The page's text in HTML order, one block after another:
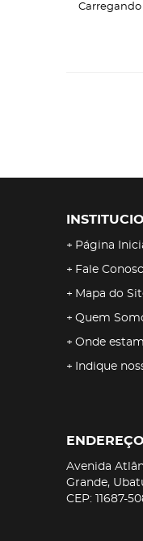
Carregando
Página
Fale
Mapa do
Quem
Onde
Indique
ENDEREÇO
Avenida
Grande,
CEP: 11687-